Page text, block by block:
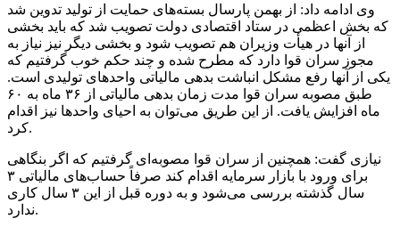
وی ادامه داد: از بهمن پارسال بسته‌های حمایت از تولید تدوین شد
که بخش اعظمی در ستاد اقتصادی دولت تصویب شد که باید بخشی
از آنها در هیأت وزیران هم تصویب شود و بخشی دیگر نیز نیاز به
مجوز سران قوا دارد که مطرح شده و چند حکم خوب گرفتیم که
یکی از آنها رفع مشکل انباشت بدهی مالیاتی واحدهای تولیدی است.
طبق مصوبه سران قوا مدت زمان بدهی مالیاتی از ۳۶ ماه به ۶۰
ماه افزایش یافت. از این طریق می‌توان به احیای واحدها نیز اقدام
کرد.
نیازی گفت: همچنین از سران قوا مصوبه‌ای گرفتیم که اگر بنگاهی
برای ورود با بازار سرمایه اقدام کند صرفاً حساب‌های مالیاتی ۳
سال گذشته بررسی می‌شود و به دوره قبل از این ۳ سال کاری
ندارد.